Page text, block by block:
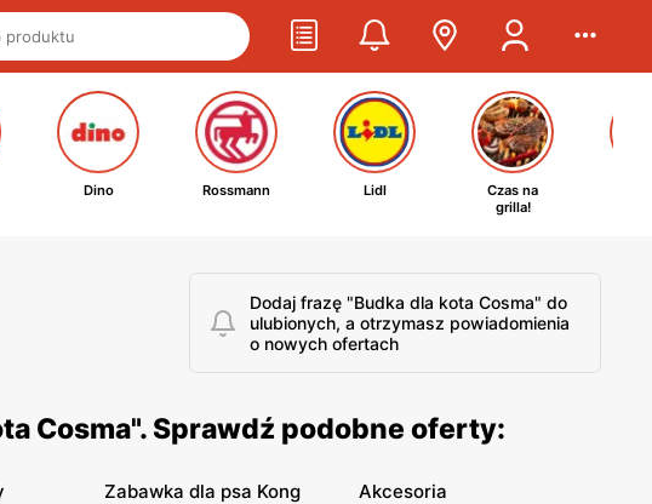
Dino Rossmann Lidl
Czas na
grilla!
Dodaj frazę "Budka dla kota Cosma" do
ulubionych, a otrzymasz powiadomienia
o nowych ofertach
Cosma". Sprawdź podobne oferty:
Zabawka dla psa Kong Akcesoria